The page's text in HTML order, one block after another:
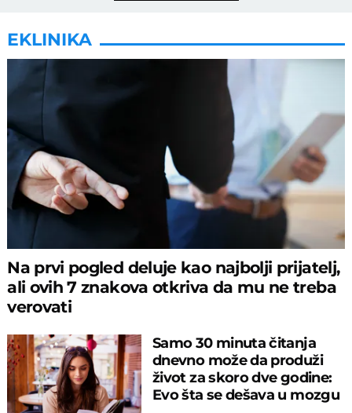
EKLINIKA
Na prvi pogled deluje kao najbolji prijatelj,
ali ovih 7 znakova otkriva da mu ne treba
verovati
Samo 30 minuta čitanja
dnevno može da produži
život za skoro dve godine:
Evo šta se dešava u mozgu